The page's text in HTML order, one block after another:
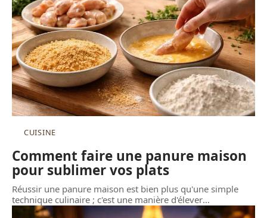
CUISINE
Comment faire une panure maison
pour sublimer vos plats
Réussir une panure maison est bien plus qu'une simple
technique culinaire ; c'est une manière d'élever…